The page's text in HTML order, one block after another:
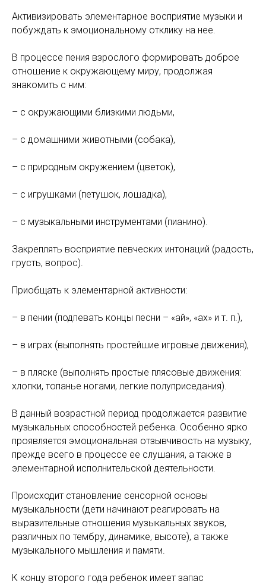
Активизировать элементарное восприятие музыки и
побуждать к эмоциональному отклику на нее.
В процессе пения взрослого формировать доброе
отношение к окружающему миру, продолжая
знакомить с ним:
– с окружающими близкими людьми,
– с домашними животными (собака),
– с природным окружением (цветок),
– с игрушками (петушок, лошадка),
– с музыкальными инструментами (пианино).
Закреплять восприятие певческих интонаций (радость,
грусть, вопрос).
Приобщать к элементарной активности:
– в пении (подпевать концы песни – «ай», «ах» и т. п.),
– в играх (выполнять простейшие игровые движения),
– в пляске (выполнять простые плясовые движения:
хлопки, топанье ногами, легкие полуприседания).
В данный возрастной период продолжается развитие
музыкальных способностей ребенка. Особенно ярко
проявляется эмоциональная отзывчивость на музыку,
прежде всего в процессе ее слушания, а также в
элементарной исполнительской деятельности.
Происходит становление сенсорной основы
музыкальности (дети начинают реагировать на
выразительные отношения музыкальных звуков,
различных по тембру, динамике, высоте), а также
музыкального мышления и памяти.
К концу второго года ребенок имеет запас